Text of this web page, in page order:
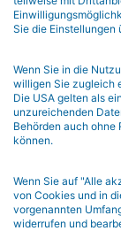
Schiepek, G.,
change
Schiepek, G.,
(2018).
Visualisierung
314. doi.org/
Kratzer, L.,
Behandlung
Schöller, H., Viol,
Sie die Einstellungen
Wenn Sie in die
willigen Sie zugleich
Die USA gelten als
unzureichenden
Behörden auch
können.
Wenn Sie auf "Alle
von Cookies und in
vorgenannten
widerrufen und